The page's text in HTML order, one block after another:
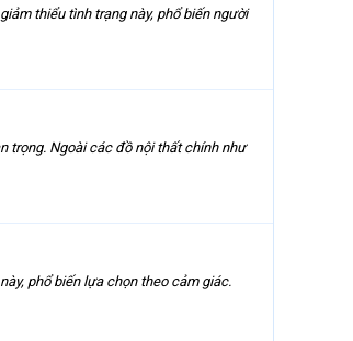
thiểu tình trạng này, phổ biến người
trọng. Ngoài các đồ nội thất chính như
phổ biến lựa chọn theo cảm giác.